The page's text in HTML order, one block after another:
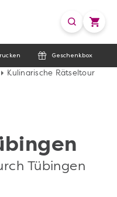
Geschenkbox
Kulinarische Rätseltour
Tübingen